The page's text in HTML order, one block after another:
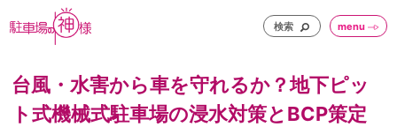
検索 menu
台風・水害から車を守れるか？地下ピッ
ト式機械式駐車場の浸水対策とBCP策定